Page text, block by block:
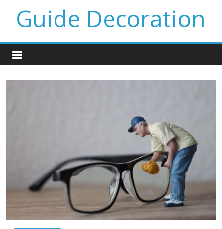
Guide Decoration